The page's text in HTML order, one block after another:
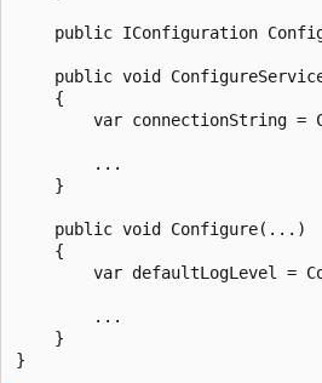
public IConfiguration
public void
    {
var connectionString =
        ...
    }
    public void Configure(...)
    {
var defaultLogLevel =
        ...
    }